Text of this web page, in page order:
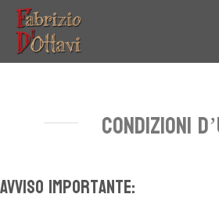
CONDIZIONI
Avviso importante: